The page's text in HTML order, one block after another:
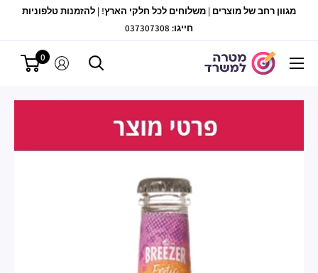
מגוון רחב של מוצרים | משלוחים לכל חלקי הארץ! | להזמנות טלפוניות
חייגו: 037307308
מטרה
0